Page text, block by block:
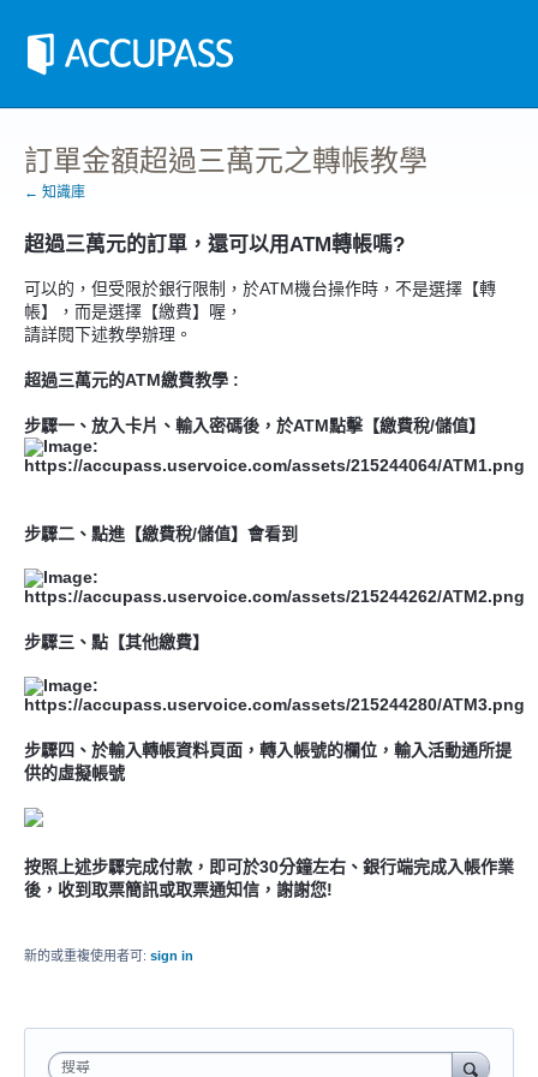
訂單金額超過三萬元之轉帳教學
← 知識庫
超過三萬元的訂單，還可以用ATM轉帳嗎?
可以的，但受限於銀行限制，於ATM機台操作時，不是選擇【轉
帳】，而是選擇【繳費】喔，
請詳閱下述教學辦理。
超過三萬元的ATM繳費教學 :
步驟一、放入卡片、輸入密碼後，於ATM點擊【繳費稅/儲值】
步驟二、點進【繳費稅/儲值】會看到
步驟三、點【其他繳費】
步驟四、於輸入轉帳資料頁面，轉入帳號的欄位，輸入活動通所提
供的虛擬帳號
按照上述步驟完成付款，即可於30分鐘左右、銀行端完成入帳作業
後，收到取票簡訊或取票通知信，謝謝您!
新的或重複使用者可: sign in
搜尋